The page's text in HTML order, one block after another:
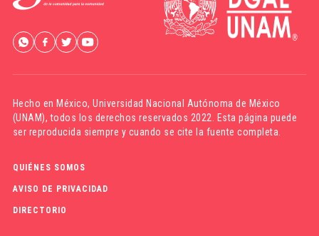
Hecho en México,Universidad Nacional Autónoma de México
(UNAM), todos los derechos reservados 2022. Esta página puede
ser reproducida siempre y cuando se cite la fuente completa.
QUIÉNES SOMOS
AVISO DE PRIVACIDAD
DIRECTORIO